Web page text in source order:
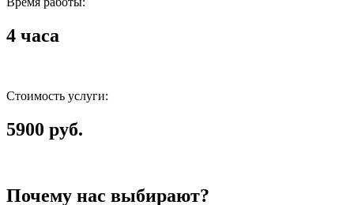
4 часа
Стоимость услуги:
5900 руб.
Почему нас выбирают?